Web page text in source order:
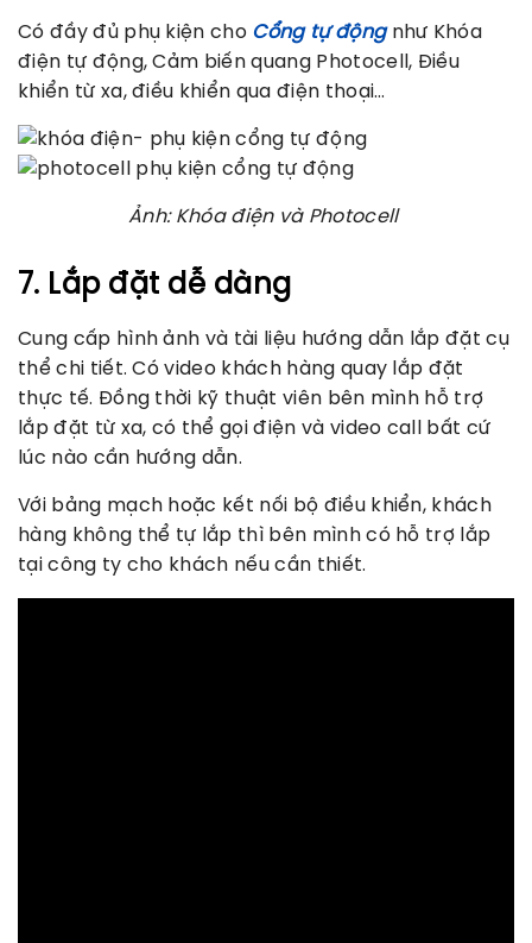
Có đầy đủ phụ kiện cho Cổng tự độngnhư Khóa
điện tự động, Cảm biến quang Photocell, Điều
khiển từ xa, điều khiển qua điện thoại…
Ảnh: Khóa điện và Photocell
7. Lắp đặt dễ dàng
Cung cấp hình ảnh và tài liệu hướng dẫn lắp đặt cụ
thể chi tiết. Có video khách hàng quay lắp đặt
thực tế. Đồng thời kỹ thuật viên bên mình hỗ trợ
lắp đặt từ xa, có thể gọi điện và video call bất cứ
lúc nào cần hướng dẫn.
Với bảng mạch hoặc kết nối bộ điều khiển, khách
hàng không thể tự lắp thì bên mình có hỗ trợ lắp
tại công ty cho khách nếu cần thiết.